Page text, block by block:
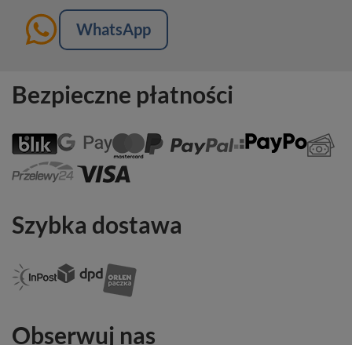
WhatsApp
Bezpieczne płatności
Szybka dostawa
Obserwuj nas